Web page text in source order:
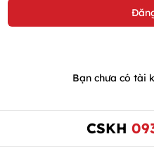
Bạn chưa có tài
CSKH